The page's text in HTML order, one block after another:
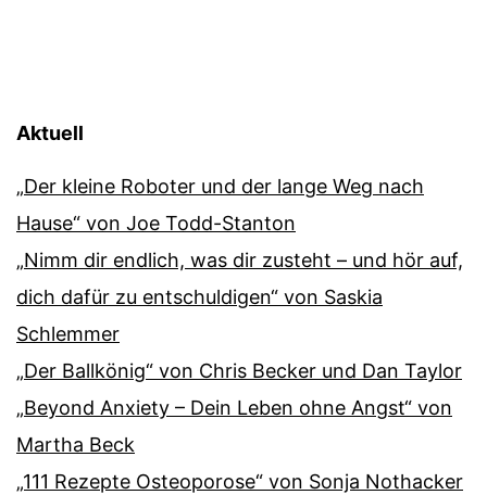
Aktuell
„Der kleine Roboter und der lange Weg nach
Hause“ von Joe Todd-Stanton
„Nimm dir endlich, was dir zusteht – und hör auf,
dich dafür zu entschuldigen“ von Saskia
Schlemmer
„Der Ballkönig“ von Chris Becker und Dan Taylor
„Beyond Anxiety – Dein Leben ohne Angst“ von
Martha Beck
„111 Rezepte Osteoporose“ von Sonja Nothacker